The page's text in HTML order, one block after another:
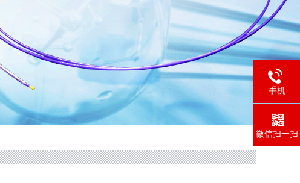
手机
微信扫一扫